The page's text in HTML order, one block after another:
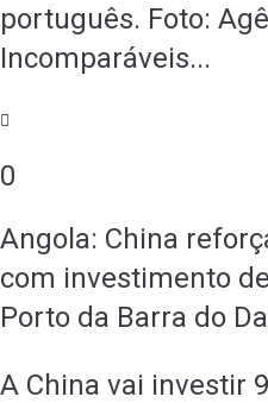
português. Foto:
Incomparáveis...
0
Angola: China
com investimento
Porto da Barra do
A China vai investir